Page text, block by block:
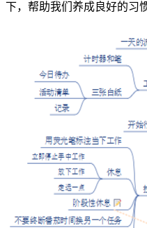
下，帮助我们养成良好的习